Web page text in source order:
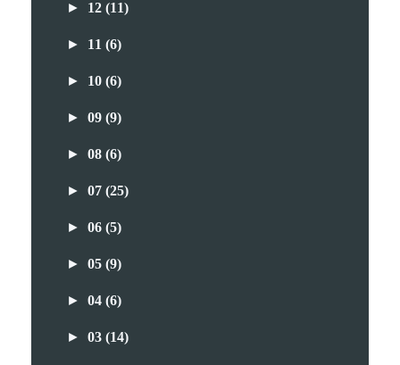
► 12(11)
► 11(6)
► 10(6)
►09(9)
►08(6)
►07(25)
►06(5)
►05(9)
►04(6)
►03(14)